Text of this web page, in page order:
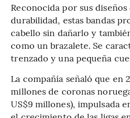
Reconocida por sus
durabilidad, estas bandas
cabello sin dañarlo y
como un brazalete. Se
trenzado y una pequeña
La compañía señaló que en
millones de coronas
US$9 millones), impulsada